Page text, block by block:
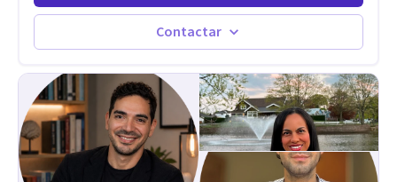
tipo de terapia para mi lo más importante es el individuo,
trabajo no solo con mis pacientes sino con todo su entorno,
núcleo familiar, social, académico. El arte de conocernos, de
permite entrar más profundo logrando la sanidad desde la
raíz llevándonos a crear nuevas conexiones cerebrales,
espirituales, emocionales y físicas. Cada proceso es
individual y cada situación por la que se consulta nunca será
un problema sino una oportunidad para volver a empezar
desde otro punto de partida.
Contactar